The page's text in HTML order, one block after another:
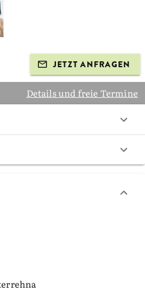
JETZT ANFRAGEN
Details und freie Termine